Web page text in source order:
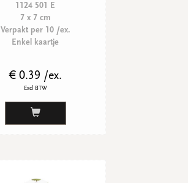
1124 501 E
7 x 7 cm
Verpakt per 10 /ex.
Enkel kaartje
€ 0.39 /ex.
Excl BTW